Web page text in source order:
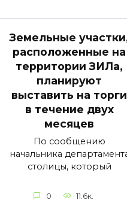
Земельные
расположенные на
территории ЗИЛа,
планируют
выставить на торги
в течение двух
месяцев
По сообщению
начальника
столицы, который
0 11.6к.